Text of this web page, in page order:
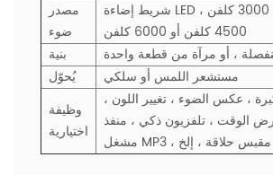
مصدر
ضوء
شريط إضاءة LED مضاد للماء 3000 كلفن ،
4500 كلفن أو 6000 كلفن
بنية
، أو مرآة من قطعة واحدة
يُحوّل
مستشعر اللمس أو سلكي
وظيفة
اختيارية
، عكس الضوء ، تغيير اللون ،
الوقت ، تلفزيون ذكي ، منفذ USB ،
مشغل MP3 ، مقبس حلاقة ، إلخ